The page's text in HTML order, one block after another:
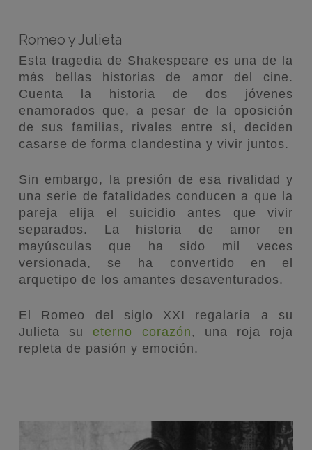
Romeo y Julieta
Esta tragedia de Shakespeare es una de la
más bellas historias de amor del cine.
Cuenta la historia de dos jóvenes
enamorados que, a pesar de la oposición
de sus familias, rivales entre sí, deciden
casarse de forma clandestina y vivir juntos.
Sin embargo, la presión de esa rivalidad y
una serie de fatalidades conducen a que la
pareja elija el suicidio antes que vivir
separados. La historia de amor en
mayúsculas que ha sido mil veces
versionada, se ha convertido en el
arquetipo de los amantes desaventurados.
El Romeo del siglo XXI regalaría a su
Julieta su eterno corazón, una roja roja
repleta de pasión y emoción.